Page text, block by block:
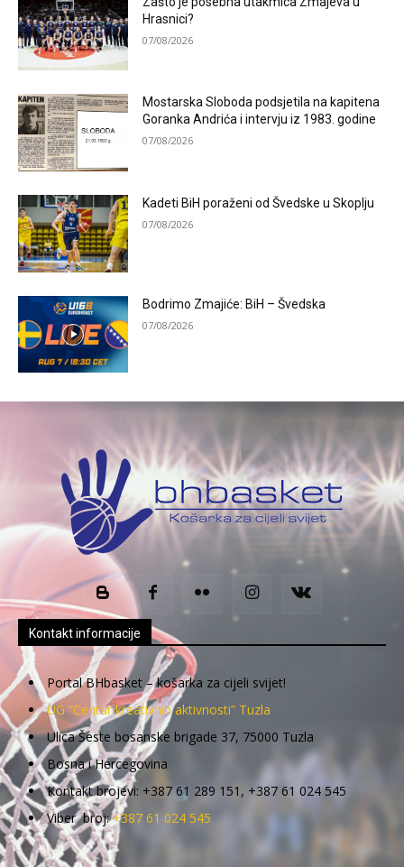
Hrasnici?
07/08/2026
Mostarska Sloboda podsjetila na kapitena
Goranka Andrića i intervju iz 1983. godine
07/08/2026
Kadeti BiH poraženi od Švedske u Skoplju
07/08/2026
Bodrimo Zmajiće: BiH – Švedska
07/08/2026
Kontakt informacije
Portal BHbasket – košarka za cijeli svijet!
UG “Centar kreativnih aktivnosti” Tuzla
Ulica Šeste bosanske brigade 37, 75000 Tuzla
Bosna i Hercegovina
Kontakt brojevi: +387 61 289 151, +387 61 024 545
Viber broj:+387 61 024 545